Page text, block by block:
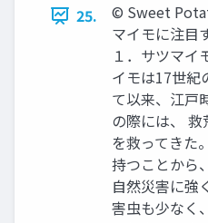
25.
© Sweet
マイモに注目
１．サツマイ
イモは17世紀
て以来、江戸
の際には、
を救ってきた
持つことから
自然災害に強
害虫も少なく